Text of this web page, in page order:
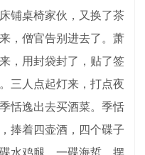
铺桌椅家伙，又换了茶
，僧官告别进去了。萧
，用封袋封了，贴了签
三人点起灯来，打点夜
恬逸出去买酒菜。季恬
捧着四壶酒，四个碟子